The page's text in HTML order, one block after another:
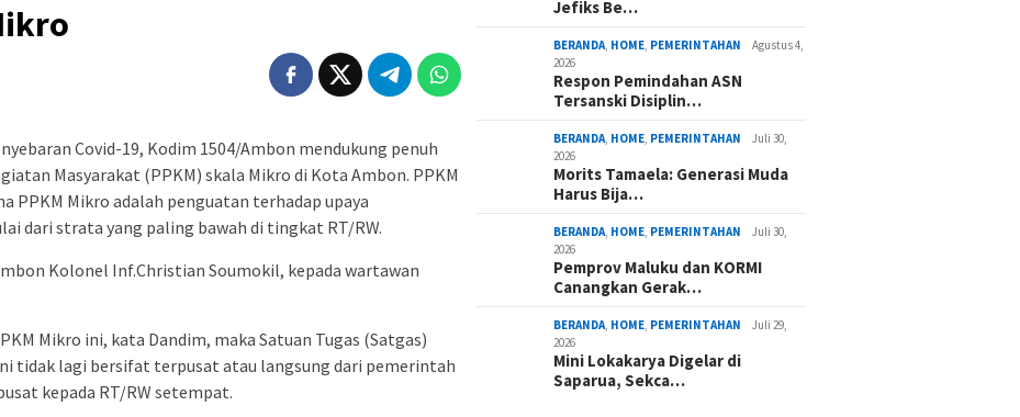
Covid-19, Kodim 1504/Ambon mendukung penuh
Masyarakat (PPKM) skala Mikro di Kota Ambon. PPKM
PPKM Mikro adalah penguatan terhadap upaya
dari strata yang paling bawah di tingkat RT/RW.
Kolonel Inf.Christian Soumokil, kepada wartawan
Mikro ini, kata Dandim, maka Satuan Tugas (Satgas)
tidak lagi bersifat terpusat atau langsung dari pemerintah
kepada RT/RW setempat.
Jefiks Be…
BERANDA, HOME, PEMERINTAHAN
Agustus 4,
2026
Respon Pemindahan ASN
Tersanski Disiplin…
BERANDA, HOME, PEMERINTAHAN
Juli 30,
2026
Morits Tamaela: Generasi Muda
Harus Bija…
BERANDA, HOME, PEMERINTAHAN
Juli 30,
2026
Pemprov Maluku dan KORMI
Canangkan Gerak…
BERANDA, HOME, PEMERINTAHAN
Juli 29,
2026
Mini Lokakarya Digelar di
Saparua, Sekca…